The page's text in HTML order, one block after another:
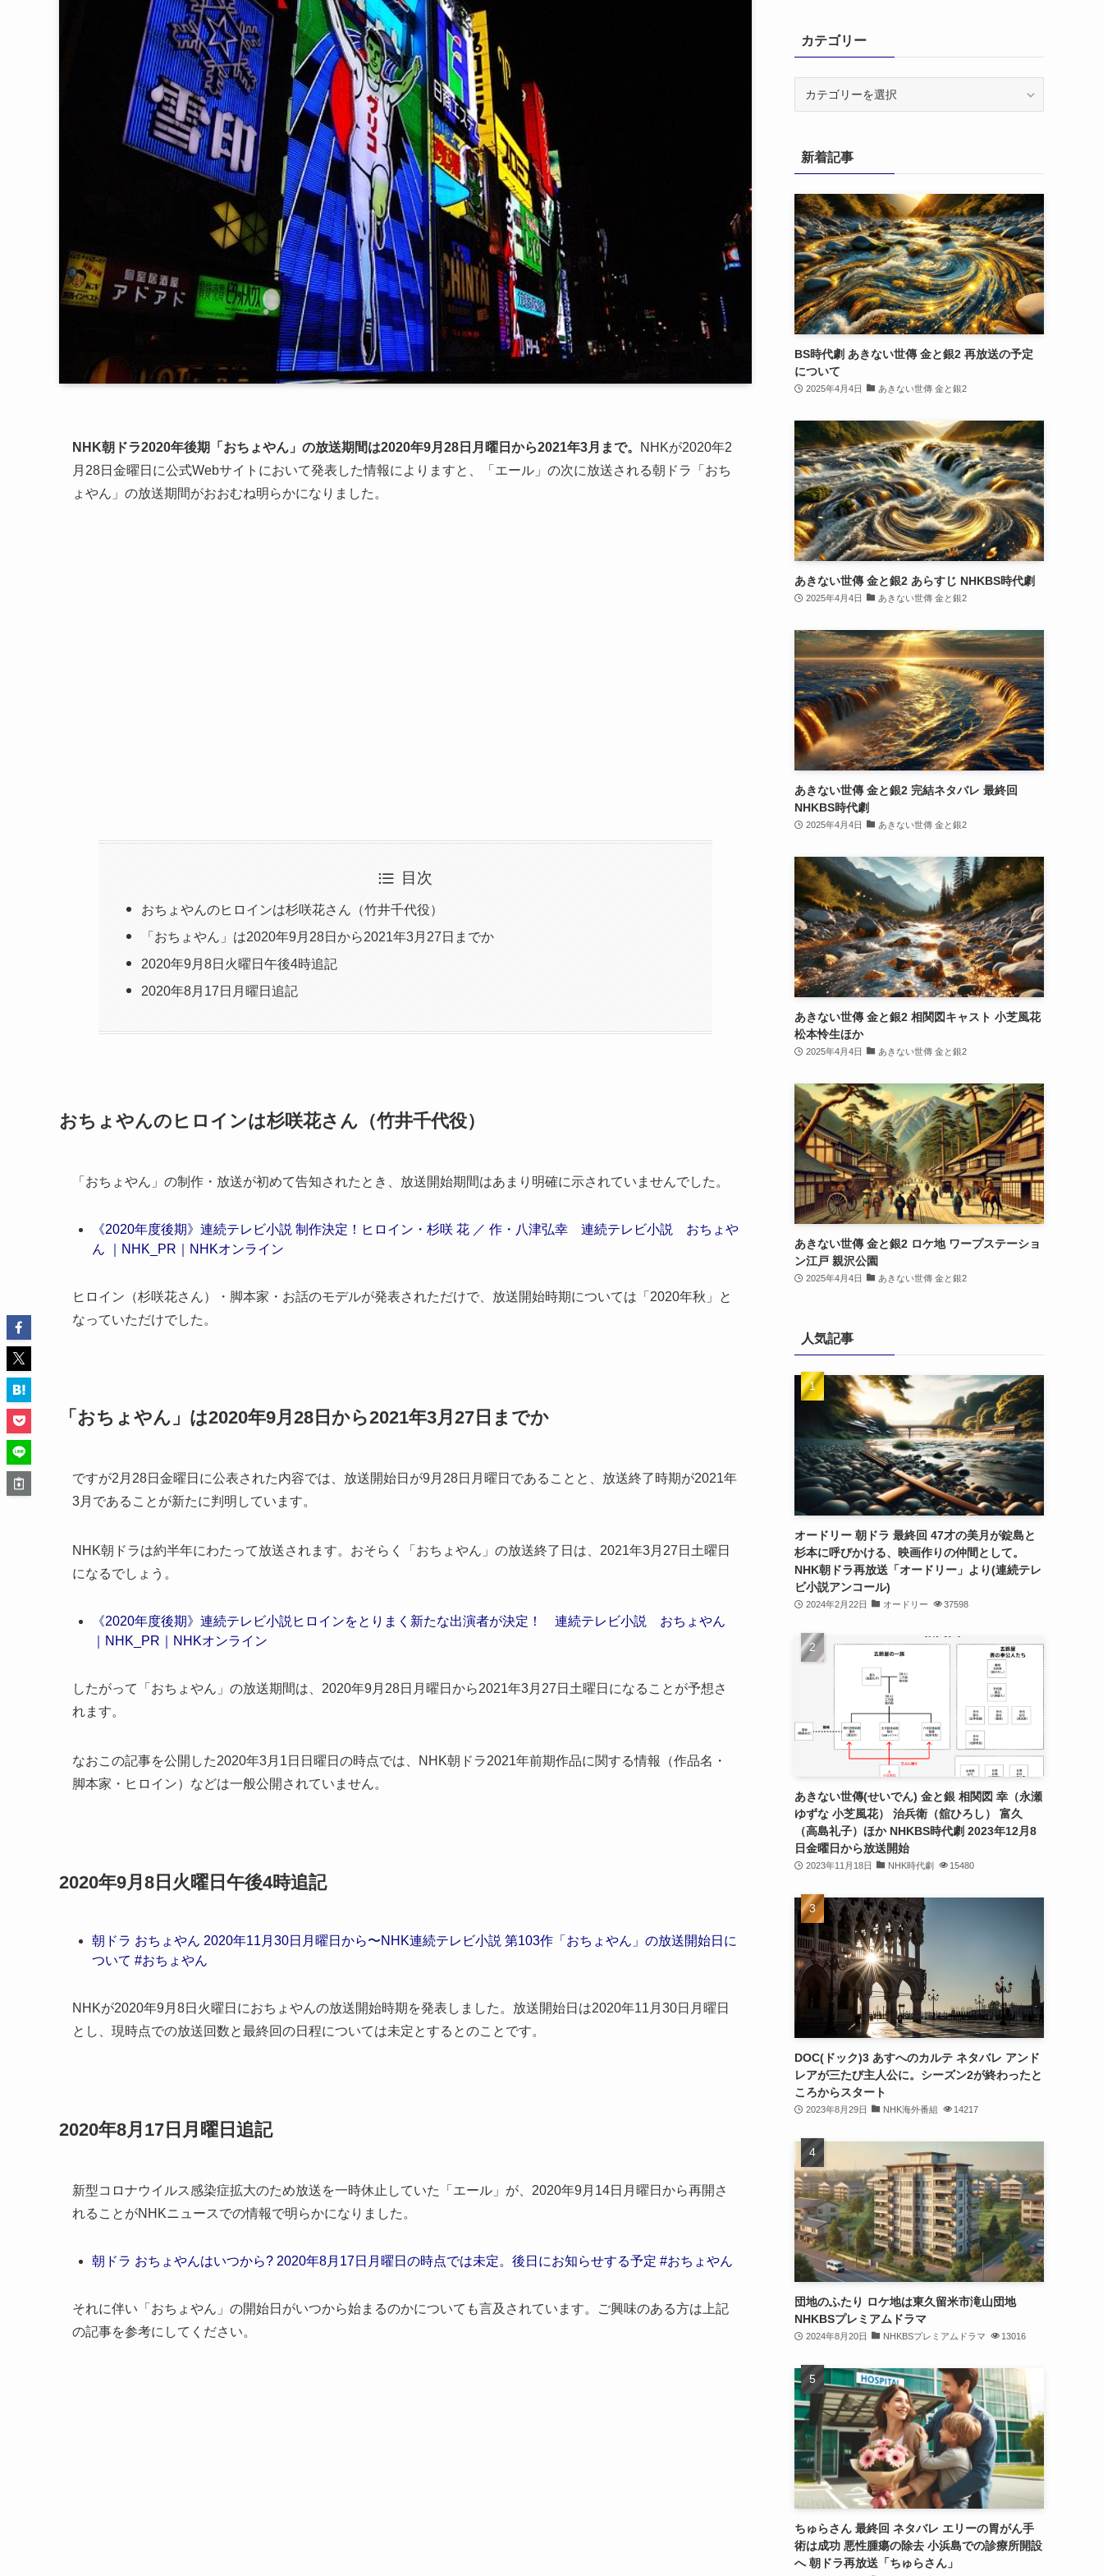
NHK朝ドラ2020年後期「おちょやん」の放送期間は2020年9月28日月曜日から2021年3月まで。
NHKが2020年2
月28日金曜日に公式Webサイトにおいて発表した情報によりますと、「エール」の次に放送される朝ドラ「おち
ょやん」の放送期間がおおむね明らかになりました。
目次
おちょやんのヒロインは杉咲花さん（竹井千代役）
「おちょやん」は2020年9月28日から2021年3月27日までか
2020年9月8日火曜日午後4時追記
2020年8月17日月曜日追記
おちょやんのヒロインは杉咲花さん（竹井千代役）
「おちょやん」の制作・放送が初めて告知されたとき、放送開始期間はあまり明確に示されていませんでした。
《2020年度後期》連続テレビ小説 制作決定！ヒロイン・杉咲 花 ／ 作・八津弘幸 連続テレビ小説 おちょや
ん ｜NHK_PR｜NHKオンライン
ヒロイン（杉咲花さん）・脚本家・お話のモデルが発表されただけで、放送開始時期については「2020年秋」と
なっていただけでした。
「おちょやん」は2020年9月28日から2021年3月27日までか
ですが2月28日金曜日に公表された内容では、放送開始日が9月28日月曜日であることと、放送終了時期が2021年
3月であることが新たに判明しています。
NHK朝ドラは約半年にわたって放送されます。おそらく「おちょやん」の放送終了日は、2021年3月27日土曜日
になるでしょう。
《2020年度後期》連続テレビ小説ヒロインをとりまく新たな出演者が決定！ 連続テレビ小説 おちょやん
｜NHK_PR｜NHKオンライン
したがって「おちょやん」の放送期間は、2020年9月28日月曜日から2021年3月27日土曜日になることが予想さ
れます。
なおこの記事を公開した2020年3月1日日曜日の時点では、NHK朝ドラ2021年前期作品に関する情報（作品名・
脚本家・ヒロイン）などは一般公開されていません。
2020年9月8日火曜日午後4時追記
朝ドラ おちょやん 2020年11月30日月曜日から〜NHK連続テレビ小説 第103作「おちょやん」の放送開始日に
ついて #おちょやん
NHKが2020年9月8日火曜日におちょやんの放送開始時期を発表しました。放送開始日は2020年11月30日月曜日
とし、現時点での放送回数と最終回の日程については未定とするとのことです。
2020年8月17日月曜日追記
新型コロナウイルス感染症拡大のため放送を一時休止していた「エール」が、2020年9月14日月曜日から再開さ
れることがNHKニュースでの情報で明らかになりました。
朝ドラ おちょやんはいつから? 2020年8月17日月曜日の時点では未定。後日にお知らせする予定 #おちょやん
それに伴い「おちょやん」の開始日がいつから始まるのかについても言及されています。ご興味のある方は上記
の記事を参考にしてください。
カテゴリー
ー新着記事
BS時代劇 あきない世傳 金と銀2 再放送の予定
について
2025年4月4日 あきない世傳 金と銀2
あきない世傳 金と銀2 あらすじ NHKBS時代劇
2025年4月4日 あきない世傳 金と銀2
あきない世傳 金と銀2 完結ネタバレ 最終回
NHKBS時代劇
2025年4月4日 あきない世傳 金と銀2
あきない世傳 金と銀2 相関図キャスト 小芝風花
松本怜生ほか
2025年4月4日 あきない世傳 金と銀2
あきない世傳 金と銀2 ロケ地 ワープステーショ
ン江戸 親沢公園
2025年4月4日 あきない世傳 金と銀2
人気記事
オードリー 朝ドラ 最終回 47才の美月が錠島と
杉本に呼びかける、映画作りの仲間として。
NHK朝ドラ再放送「オードリー」より(連続テレ
ビ小説アンコール)
2024年2月22日 オードリー 37598
あきない世傳(せいでん) 金と銀 相関図 幸（永瀬
ゆずな 小芝風花） 治兵衛（舘ひろし） 富久
（高島礼子）ほか NHKBS時代劇 2023年12月8
日金曜日から放送開始
2023年11月18日 NHK時代劇 15480
DOC(ドック)3 あすへのカルテ ネタバレ アンド
レアが三たび主人公に。シーズン2が終わったと
ころからスタート
2023年8月29日 NHK海外番組 14217
団地のふたり ロケ地は東久留米市滝山団地
NHKBSプレミアムドラマ
2024年8月20日 NHKBSプレミアムドラマ 13016
ちゅらさん 最終回 ネタバレ エリーの胃がん手
術は成功 悪性腫瘍の除去 小浜島での診療所開設
へ 朝ドラ再放送「ちゅらさん」